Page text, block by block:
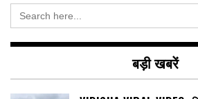
Search
for:
बड़ी खबरें